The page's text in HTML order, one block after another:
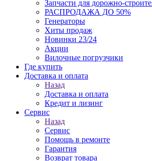
Запчасти для дорожно-
РАСПРОДАЖА ДО 50%
Генераторы
Хиты продаж
Новинки 23/24
Акции
Вилочные погрузчики
Где купить
Доставка и оплата
Назад
Доставка и оплата
Кредит и лизинг
Сервис
Назад
Сервис
Помощь в ремонте
Гарантия
Возврат товара